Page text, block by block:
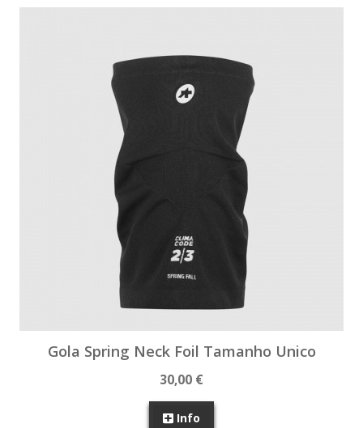
Gola Spring Neck Foil Tamanho Unico
30,00 €
Info